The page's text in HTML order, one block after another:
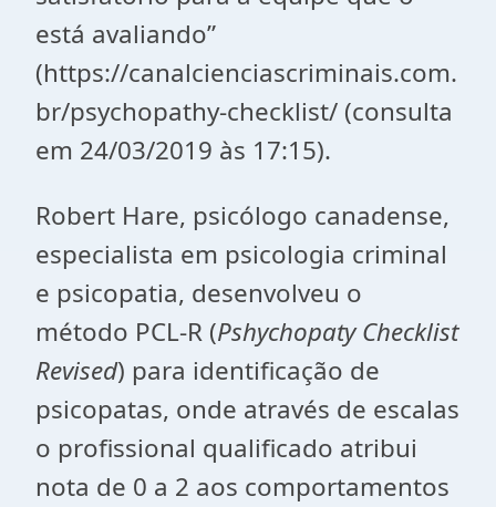
está avaliando”
(https://canalcienciascriminais.com.
br/psychopathy-checklist/ (consulta
em 24/03/2019 às 17:15).
Robert Hare, psicólogo canadense,
especialista em psicologia criminal
e psicopatia, desenvolveu o
método PCL-R (Pshychopaty Checklist
Revised) para identificação de
psicopatas, onde através de escalas
o profissional qualificado atribui
nota de 0 a 2 aos comportamentos